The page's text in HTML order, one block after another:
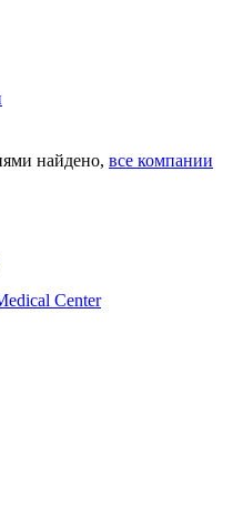
найдено, все компании
Center